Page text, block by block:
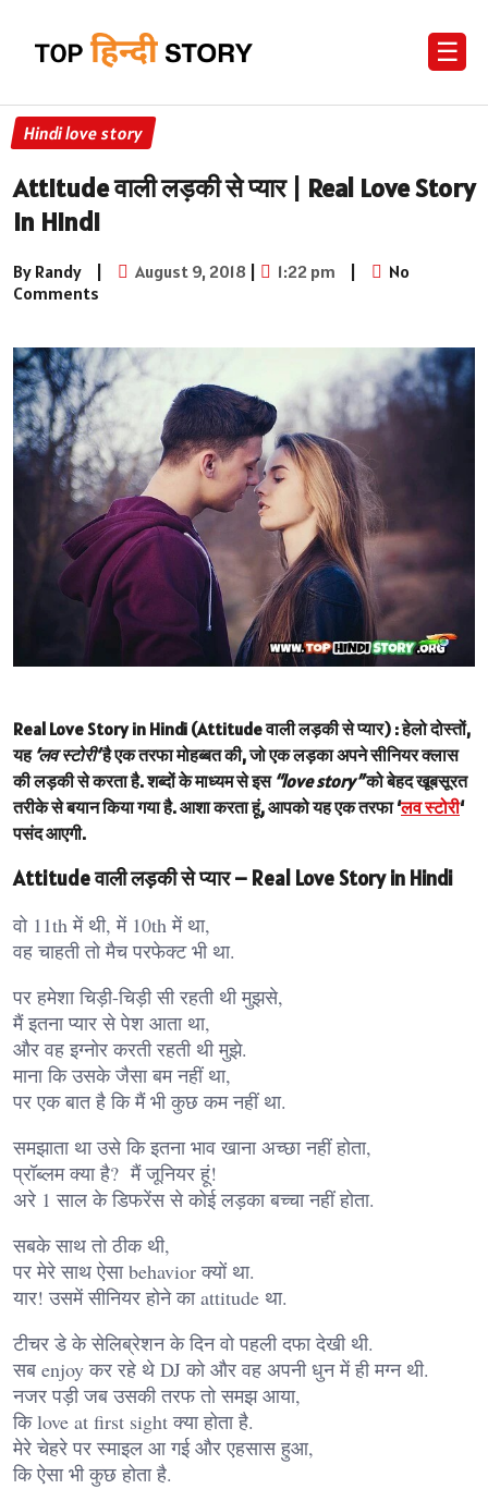
☰
Hindi love story
Attitude वाली लड़की से प्यार | Real Love Story
in Hindi
By Randy | August 9, 2018 | 1:22 pm |
No
Comments
Real Love Story in Hindi (Attitude वाली लड़की से प्यार) :हेलो दोस्तों,
यह ‘लव स्टोरी’है एक तरफा मोहब्बत की, जो एक लड़का अपने सीनियर क्लास
की लड़की से करता है. शब्दों के माध्यम से इस “love story”को बेहद खूबसूरत
तरीके से बयान किया गया है. आशा करता हूं, आपको यह एक तरफा ‘लव स्टोरी‘
पसंद आएगी.
Attitude वाली लड़की से प्यार – Real Love Story in Hindi
वो 11th में थी, में 10th में था,
वह चाहती तो मैच परफेक्ट भी था.
पर हमेशा चिड़ी-चिड़ी सी रहती थी मुझसे,
मैं इतना प्यार से पेश आता था,
और वह इग्नोर करती रहती थी मुझे.
माना कि उसके जैसा बम नहीं था,
पर एक बात है कि मैं भी कुछ कम नहीं था.
समझाता था उसे कि इतना भाव खाना अच्छा नहीं होता,
प्रॉब्लम क्या है? मैं जूनियर हूं!
अरे 1 साल के डिफरेंस से कोई लड़का बच्चा नहीं होता.
सबके साथ तो ठीक थी,
पर मेरे साथ ऐसा behavior क्यों था.
यार! उसमें सीनियर होने का attitude था.
टीचर डे के सेलिब्रेशन के दिन वो पहली दफा देखी थी.
सब enjoy कर रहे थे DJ को और वह अपनी धुन में ही मग्न थी.
नजर पड़ी जब उसकी तरफ तो समझ आया,
कि love at first sight क्या होता है.
मेरे चेहरे पर स्माइल आ गई और एहसास हुआ,
कि ऐसा भी कुछ होता है.